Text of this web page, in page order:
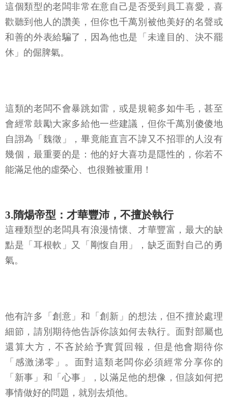
這個類型的老闆非常在意自己是否受到員工喜愛，喜
歡聽到他人的讚美，但你也千萬別被他美好的名聲或
和善的外表給騙了，因為他也是「未達目的、決不罷
休」的倔脾氣。
這類的老闆不會暴跳如雷，或是規範多如牛毛，甚至
會經常鼓勵大家多給他一些建議，但你千萬別傻傻地
自詡為「魏徵」，畢竟能直言不諱又不招罪的人沒有
幾個，最重要的是：他的好大喜功是隱性的，你若不
能滿足他的虛榮心、也很難被重用！
3.隋煬帝型：才華豐沛，不擅於執行
這種類型的老闆具有浪漫情懷、才華豐富，最大的缺
點是「耳根軟」又「剛愎自用」，缺乏面對自己的勇
氣。
他有許多「創意」和「創新」的想法，但不擅於處理
細節，請別期待他告訴你該如何去執行。面對部屬也
還算大方，不吝於給予實質回報，但是他會期待你
「感激涕零」。面對這類老闆你必須經常分享你的
「新事」和「心事」，以滿足他的想像，但該如何把
事情做好的問題，就別去煩他。